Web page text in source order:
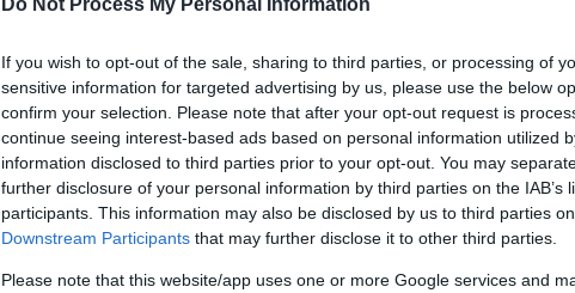
If you wish to opt-out of the sale, sharing to third parties, or processing of
sensitive information for targeted advertising by us, please use the below
confirm your selection. Please note that after your opt-out request is
continue seeing interest-based ads based on personal information utilized
information disclosed to third parties prior to your opt-out. You may
further disclosure of your personal information by third parties on the IAB’s
participants. This information may also be disclosed by us to third parties
Downstream Participants that may further disclose it to other third parties.
Please note that this website/app uses one or more Google services and